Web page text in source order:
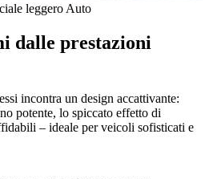
leggero Auto
dalle prestazioni
incontra un design accattivante:
potente, lo spiccato effetto di
– ideale per veicoli sofisticati e